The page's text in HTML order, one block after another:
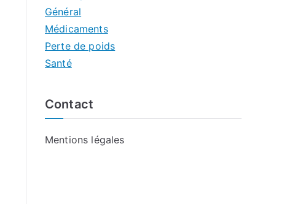
Général
Médicaments
Perte de poids
Santé
Contact
Mentions légales